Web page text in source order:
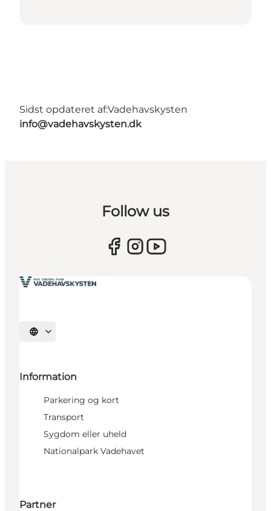
Sidst opdateret af:Vadehavskysten
info@vadehavskysten.dk
Follow us
Vælg sprog
Information
Parkering og kort
Transport
Sygdom eller uheld
Nationalpark Vadehavet
Partner